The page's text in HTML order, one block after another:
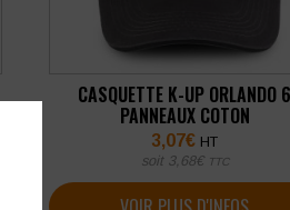
CASQUETTE K-UP ORLANDO 6
PANNEAUX COTON
3,07€ HT
soit 3,68€ TTC